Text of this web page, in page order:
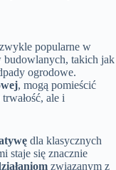
popularne w
budowlanych, takich jak
ogrodowe.
, mogą pomieścić
ale i
dla klasycznych
staje się znacznie
związanym z